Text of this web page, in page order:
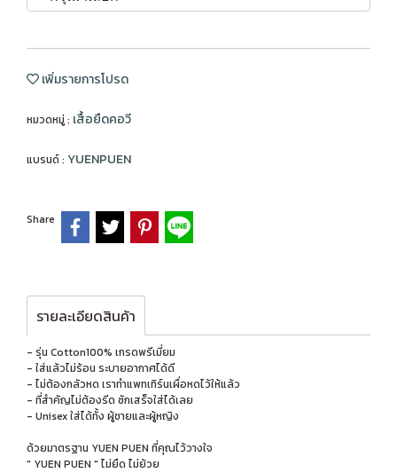
เพิ่มรายการโปรด
หมวดหมู่ : เสื้อยืดคอวี
แบรนด์ : YUENPUEN
Share
รายละเอียดสินค้า
- รุ่น Cotton100% เกรดพรีเมี่ยม
- ใส่แล้วไม่ร้อน ระบายอากาศได้ดี
- ไม่ต้องกลัวหด เราทำแพทเทิร์นเผื่อหดไว้ให้แล้ว
- ที่สำคัญไม่ต้องรีด ซักเสร็จใส่ได้เลย
- Unisex ใส่ได้ทั้ง ผู้ชายและผู้หญิง
ด้วยมาตรฐาน YUEN PUEN ที่คุณไว้วางใจ
" YUEN PUEN " ไม่ยืด ไม่ย้วย